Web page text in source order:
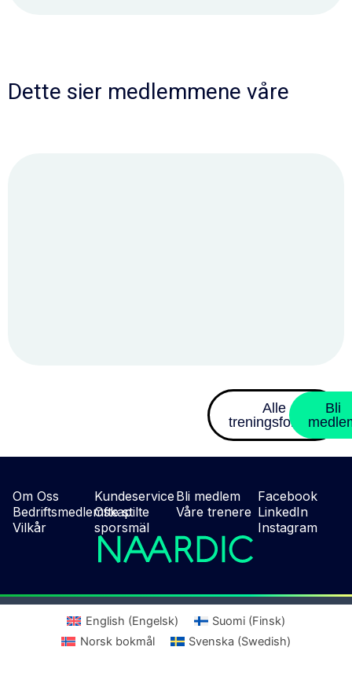
Dette sier medlemmene våre
Alle
treningsformer
Bli
Om Oss
Bedriftsmedlemskap
Vilkår
Kundeservice
Ofte stilte
sporsmäl
Bli medlem
Våre trenere
Facebook
LinkedIn
Instagram
English (Engelsk) Suomi (Finsk)
Norsk bokmål
Svenska (Swedish)